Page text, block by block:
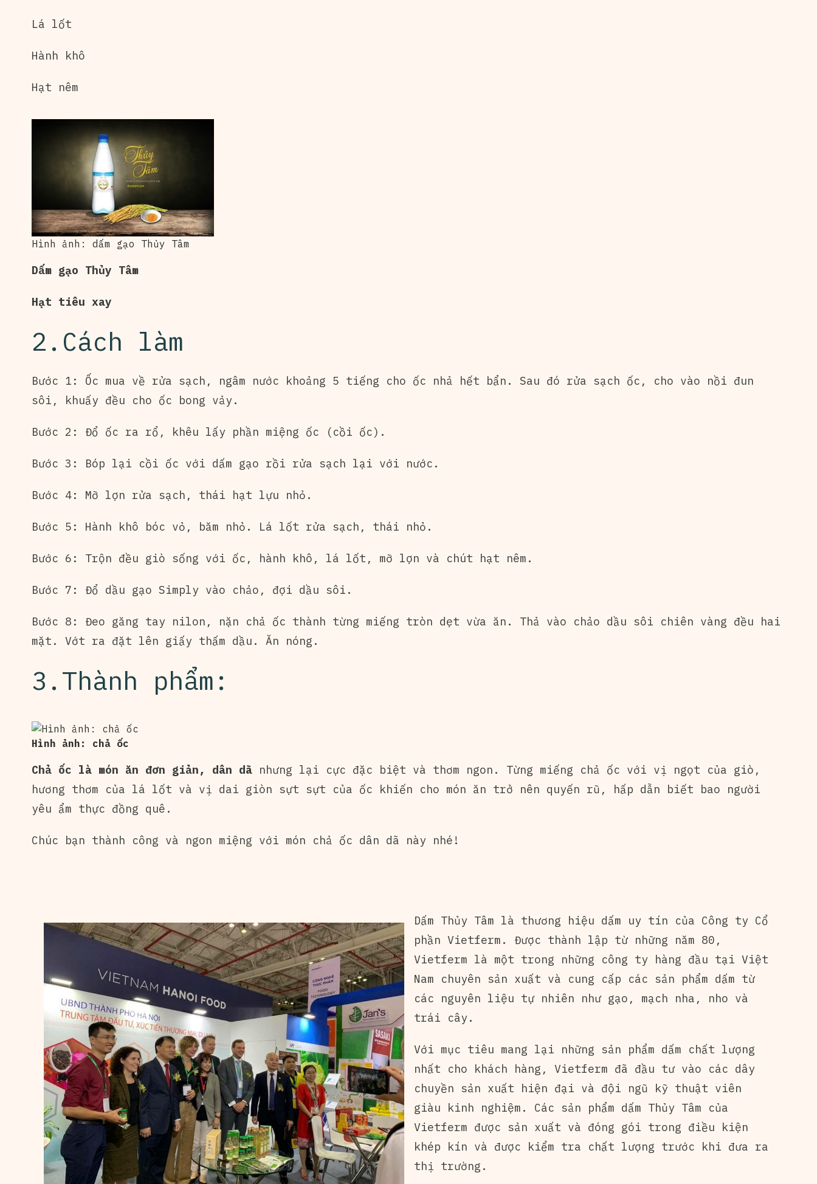
Lá lốt
Hành khô
Hạt nêm
Hình ảnh: dấm gạo Thủy Tâm
Dấm gạo Thủy Tâm
Hạt tiêu xay
2.Cách làm
Bước 1: Ốc mua về rửa sạch, ngâm nước khoảng 5 tiếng cho ốc nhả hết bẩn. Sau đó rửa sạch ốc, cho vào nồi đun
sôi, khuấy đều cho ốc bong vảy.
Bước 2: Đổ ốc ra rổ, khêu lấy phần miệng ốc (cồi ốc).
Bước 3: Bóp lại cồi ốc với dấm gạo rồi rửa sạch lại với nước.
Bước 4: Mỡ lợn rửa sạch, thái hạt lựu nhỏ.
Bước 5: Hành khô bóc vỏ, băm nhỏ. Lá lốt rửa sạch, thái nhỏ.
Bước 6: Trộn đều giò sống với ốc, hành khô, lá lốt, mỡ lợn và chút hạt nêm.
Bước 7: Đổ dầu gạo Simply vào chảo, đợi dầu sôi.
Bước 8: Đeo găng tay nilon, nặn chả ốc thành từng miếng tròn dẹt vừa ăn. Thả vào chảo dầu sôi chiên vàng đều hai
mặt. Vớt ra đặt lên giấy thấm dầu. Ăn nóng.
3.Thành phẩm:
Hình ảnh: chả ốc
Chả ốc là món ăn đơn giản, dân dã nhưng lại cực đặc biệt và thơm ngon. Từng miếng chả ốc với vị ngọt của giò,
hương thơm của lá lốt và vị dai giòn sựt sựt của ốc khiến cho món ăn trở nên quyến rũ, hấp dẫn biết bao người
yêu ẩm thực đồng quê.
Chúc bạn thành công và ngon miệng với món chả ốc dân dã này nhé!
Dấm Thủy Tâm là thương hiệu dấm uy tín của Công ty Cổ
phần Vietferm. Được thành lập từ những năm 80,
Vietferm là một trong những công ty hàng đầu tại Việt
Nam chuyên sản xuất và cung cấp các sản phẩm dấm từ
các nguyên liệu tự nhiên như gạo, mạch nha, nho và
trái cây.
Với mục tiêu mang lại những sản phẩm dấm chất lượng
nhất cho khách hàng, Vietferm đã đầu tư vào các dây
chuyền sản xuất hiện đại và đội ngũ kỹ thuật viên
giàu kinh nghiệm. Các sản phẩm dấm Thủy Tâm của
Vietferm được sản xuất và đóng gói trong điều kiện
khép kín và được kiểm tra chất lượng trước khi đưa ra
thị trường.